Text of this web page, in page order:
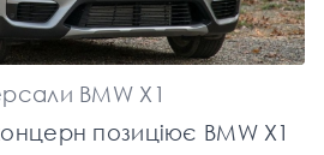
BMW Х1
позиціює BMW Х1